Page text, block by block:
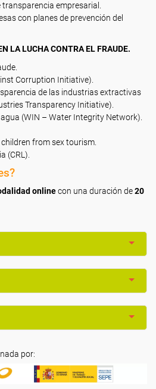
empresarial.
con planes de prevención del
LA LUCHA CONTRA EL FRAUDE.
Corruption Initiative).
de las industrias extractivas
Transparency Initiative).
(WIN – Water Integrity Network).
from sex tourism.
(CRL).
onlinecon una duración de20
por: